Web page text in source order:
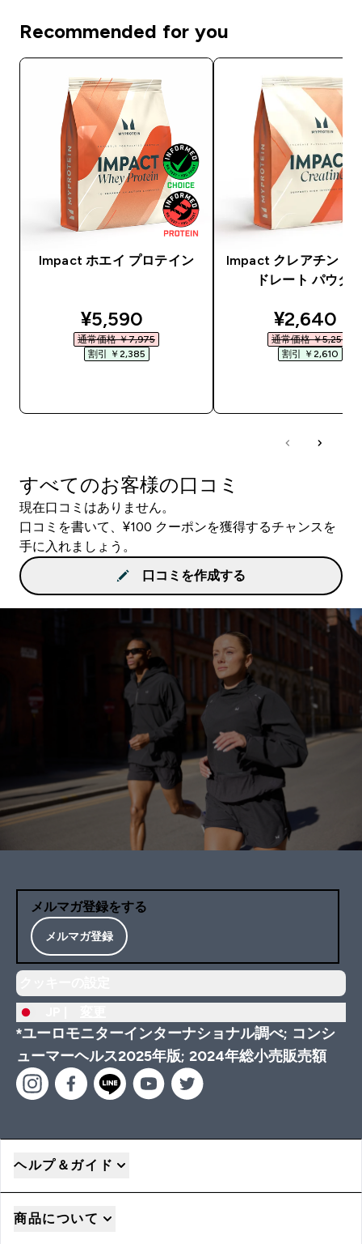
Recommended for you
Impact ホエイ プロテイン
discounted price
¥5,590‎
通常価格 ￥7,975‎
割引 ￥2,385‎
Impact クレアチン モ
ドレート パウダ
¥2,640‎
通常価格 ￥5,250‎
割引 ￥2,610‎
すべてのお客様の口コミ
現在口コミはありません。
口コミを書いて、¥100 クーポンを獲得するチャンスを
手に入れましょう。
口コミを作成する
メルマガ登録をする
メルマガ登録
*ユーロモニターインターナショナル調べ; コンシ
ューマーヘルス2025年版; 2024年総小売販売額
ヘルプ＆ガイド
商品について